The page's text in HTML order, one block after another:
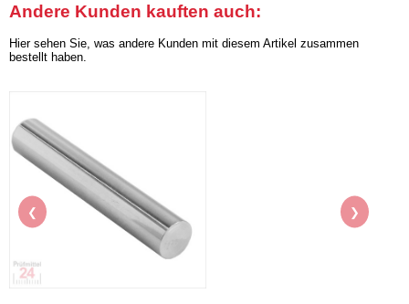
Andere Kunden kauften auch:
Hier sehen Sie, was andere Kunden mit diesem Artikel zusammen
bestellt haben.
❮ ❯